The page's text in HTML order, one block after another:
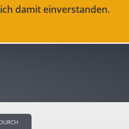
damit einverstanden.